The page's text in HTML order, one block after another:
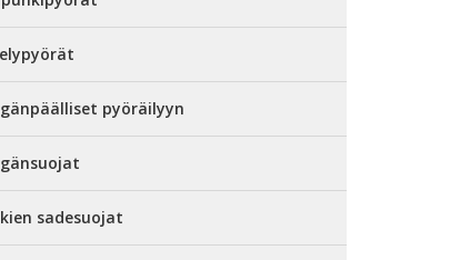
pyöräilyyn
sadesuojat